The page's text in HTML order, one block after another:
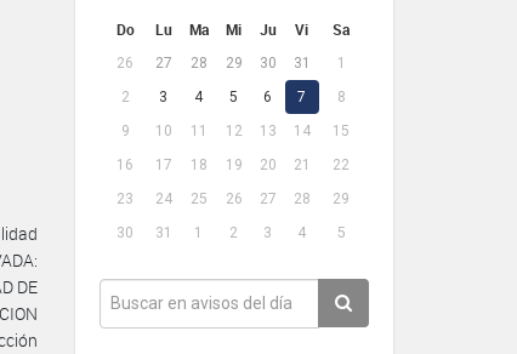
Do Lu Ma Mi Ju Vi Sa
26 27 28 29 30 31
1
2
3 4 5 6 7
8
9
10 11 12 13 14
15
16
17 18 19 20 21
22
23
24 25 26 27 28
29
30
31 1 2 3 4 5
DE